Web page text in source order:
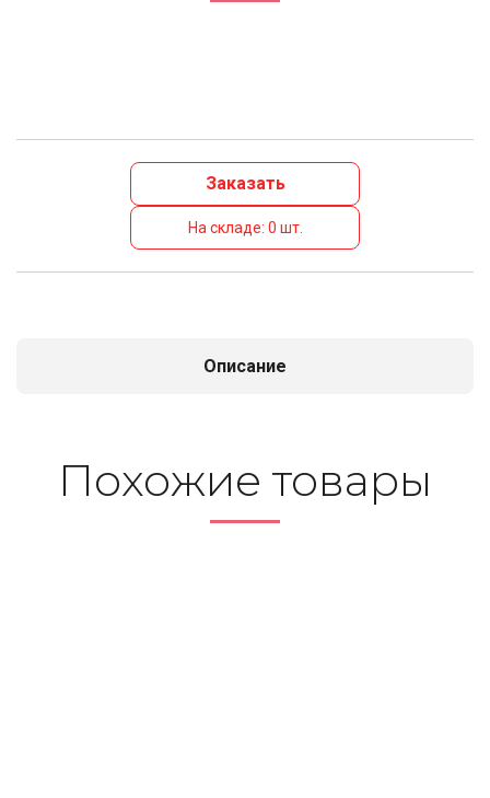
Заказать
На складе: 0 шт.
Описание
По­хо­жие то­ва­ры